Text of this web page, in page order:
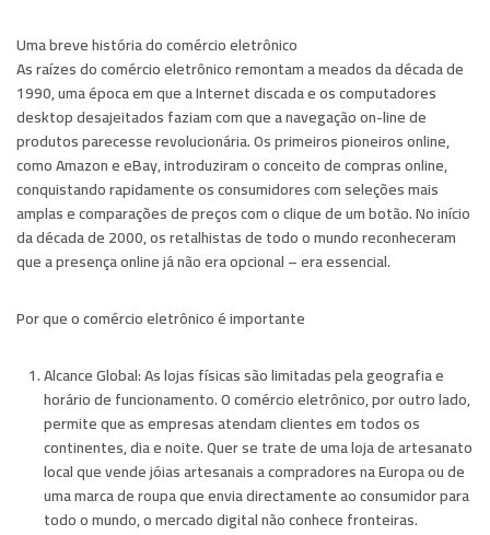
Uma breve história do comércio eletrônico
As raízes do comércio eletrônico remontam a meados da década de
1990, uma época em que a Internet discada e os computadores
desktop desajeitados faziam com que a navegação on-line de
produtos parecesse revolucionária. Os primeiros pioneiros online,
como Amazon e eBay, introduziram o conceito de compras online,
conquistando rapidamente os consumidores com seleções mais
amplas e comparações de preços com o clique de um botão. No início
da década de 2000, os retalhistas de todo o mundo reconheceram
que a presença online já não era opcional – era essencial.
Por que o comércio eletrônico é importante
Alcance Global:As lojas físicas são limitadas pela geografia e
horário de funcionamento. O comércio eletrônico, por outro lado,
permite que as empresas atendam clientes em todos os
continentes, dia e noite. Quer se trate de uma loja de artesanato
local que vende jóias artesanais a compradores na Europa ou de
uma marca de roupa que envia directamente ao consumidor para
todo o mundo, o mercado digital não conhece fronteiras.